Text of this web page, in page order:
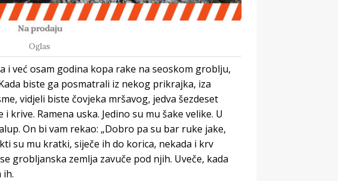
Oglas
i već osam godina kopa rake na seoskom groblju,
biste ga posmatrali iz nekog prikrajka, iza
vidjeli biste čovjeka mršavog, jedva šezdeset
Ramena uska. Jedino su mu šake velike. U
On bi vam rekao: „Dobro pa su bar ruke jake,
su mu kratki, siječe ih do korica, nekada i krv
grobljanska zemlja zavuče pod njih. Uveče, kada
ih.